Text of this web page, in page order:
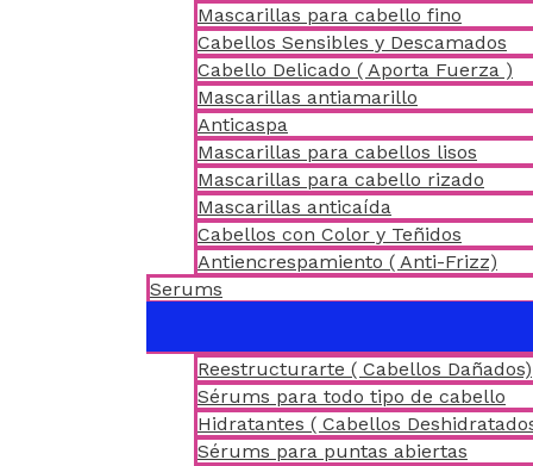
Mascarillas para cabello fino
Cabellos Sensibles y Descamados
Cabello Delicado ( Aporta Fuerza )
Mascarillas antiamarillo
Anticaspa
Mascarillas para cabellos lisos
Mascarillas para cabello rizado
Mascarillas anticaída
Cabellos con Color y Teñidos
Antiencrespamiento ( Anti-Frizz)
Serums
Reestructurarte ( Cabellos Dañados)
Sérums para todo tipo de cabello
Hidratantes ( Cabellos
Sérums para puntas abiertas